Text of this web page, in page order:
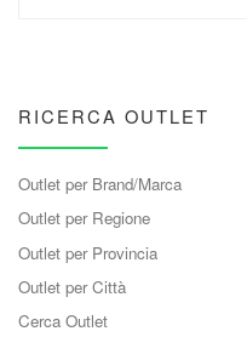
RICERCA OUTLET
Outlet per Brand/Marca
Outlet per Regione
Outlet per Provincia
Outlet per Città
Cerca Outlet